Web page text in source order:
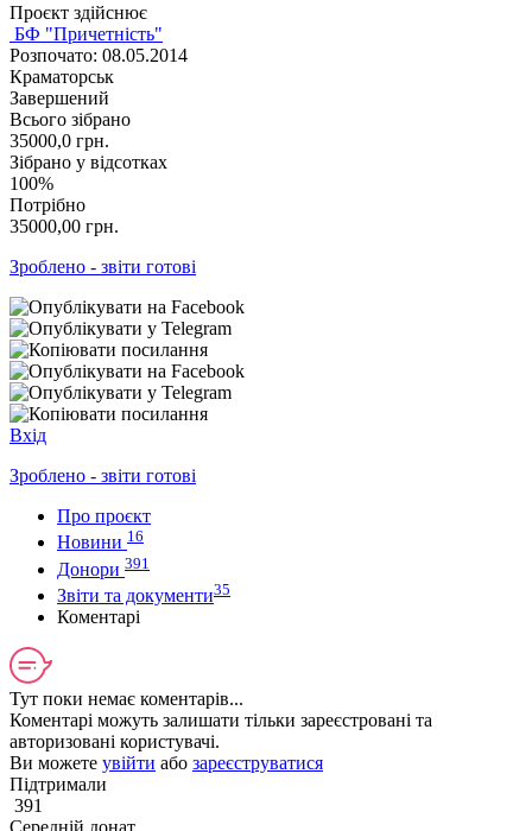
Проєкт здійснює
БФ "Причетність"
Розпочато: 08.05.2014
Краматорськ
Завершений
Всього зібрано
35000,0 грн.
Зібрано у відсотках
100%
Потрібно
35000,00 грн.
Зроблено - звіти готові
Вхід
Зроблено - звіти готові
Про проєкт
Новини 16
Донори 391
Звіти та документи35
Коментарі
Тут поки немає коментарів...
Коментарі можуть залишати тільки зареєстровані та
авторизовані користувачі.
Ви можете увійти або зареєструватися
Підтримали
391
Середній донат